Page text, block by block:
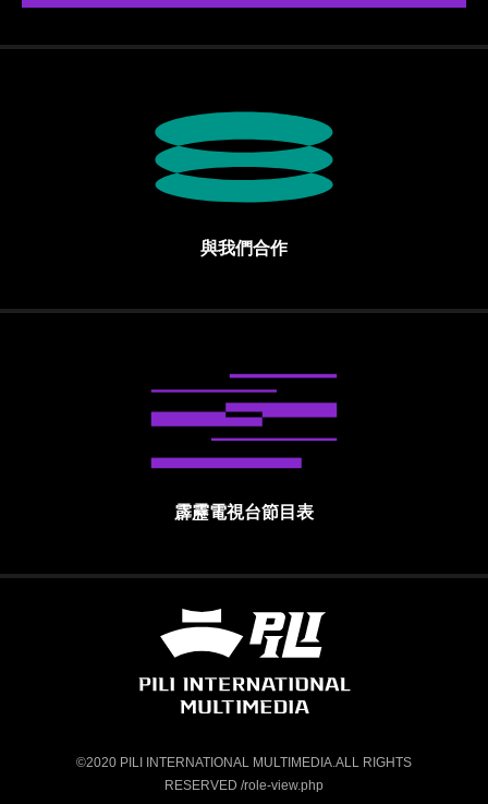
與我們合作
霹靂電視台節目表
霹靂國際多媒體股份有限公司 PILI
©2020 PILI INTERNATIONAL MULTIMEDIA.ALL RIGHTS
RESERVED /role-view.php